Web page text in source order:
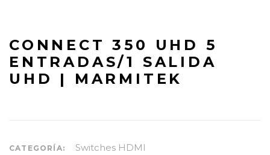
CONNECT 350 UHD 5
ENTRADAS/1 SALIDA
UHD | MARMITEK
CATEGORÍA: Switches HDMI